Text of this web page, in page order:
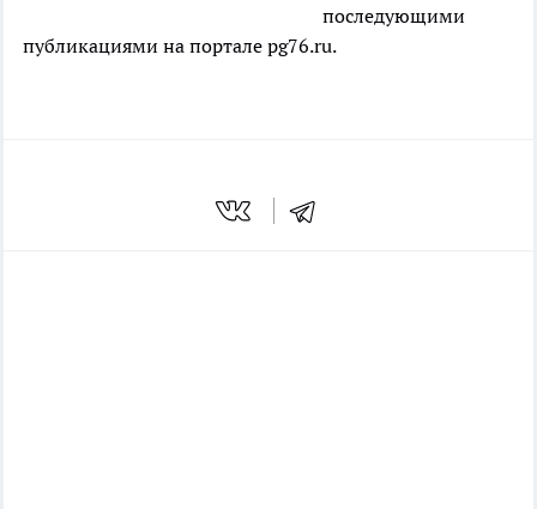
последующими
публикациями на портале pg76.ru.